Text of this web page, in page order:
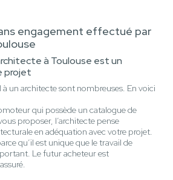
engagement effectué par
à Toulouse est un
projet
un architecte sont nombreuses. En voici
qui possède un catalogue de
proposer, l’architecte pense
en adéquation avec votre projet.
qu’il est unique que le travail de
Le futur acheteur est